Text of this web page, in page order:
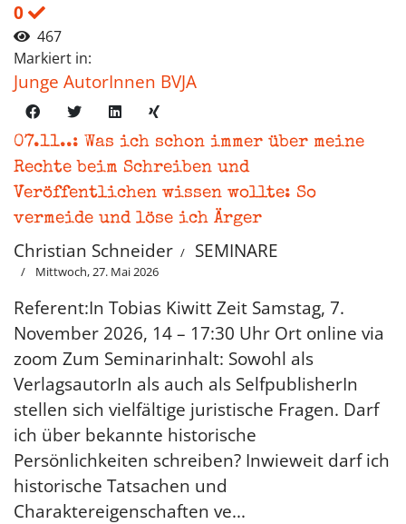
0
467
Markiert in:
Junge AutorInnen BVJA
07.11..: Was ich schon immer über meine
Rechte beim Schreiben und
Veröffentlichen wissen wollte: So
vermeide und löse ich Ärger
Christian Schneider SEMINARE
Mittwoch, 27. Mai 2026
Referent:In Tobias Kiwitt Zeit Samstag, 7.
November 2026, 14 – 17:30 Uhr Ort online via
zoom Zum Seminarinhalt: Sowohl als
VerlagsautorIn als auch als SelfpublisherIn
stellen sich vielfältige juristische Fragen. Darf
ich über bekannte historische
Persönlichkeiten schreiben? Inwieweit darf ich
historische Tatsachen und
Charaktereigenschaften ve...